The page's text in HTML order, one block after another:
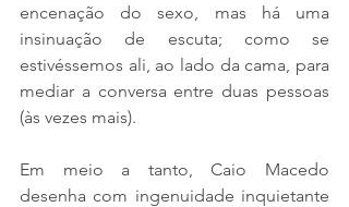
encenação do sexo, mas há uma
insinuação de escuta; como se
estivéssemos ali, ao lado da cama, para
mediar a conversa entre duas pessoas
(às vezes mais).
Em meio a tanto, Caio Macedo
desenha com ingenuidade inquietante